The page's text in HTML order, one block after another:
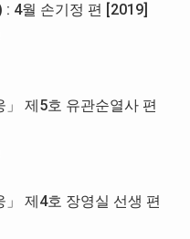
4월 손기정 편 [2019]
」 제5호 유관순열사 편
」 제4호 장영실 선생 편